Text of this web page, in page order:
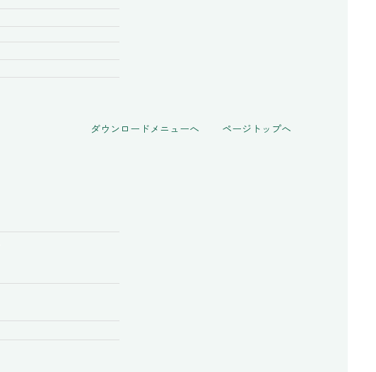
ダウンロードメニューへ ページトップへ